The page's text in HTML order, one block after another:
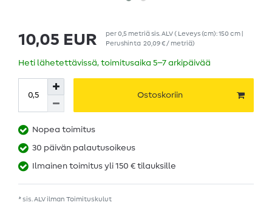
10,05 EUR per0,5 metriäsis. ALV( Leveys (cm): 150 cm |
Perushinta 20,09 € / metriä)
Heti lähetettävissä, toimitusaika 5–7 arkipäivää
Ostoskoriin
Nopea toimitus
30 päivän palautusoikeus
Ilmainen toimitus yli 150 € tilauksille
* sis. ALV ilman Toimituskulut